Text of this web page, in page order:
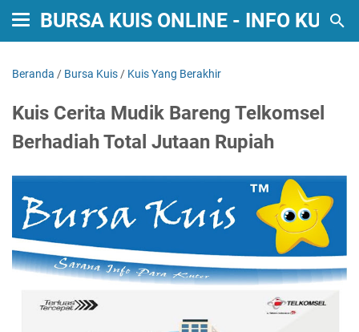
BURSA KUIS ONLINE - INFO KUIS
Beranda / Bursa Kuis / Kuis Yang Berakhir
Kuis Cerita Mudik Bareng Telkomsel
Berhadiah Total Jutaan Rupiah